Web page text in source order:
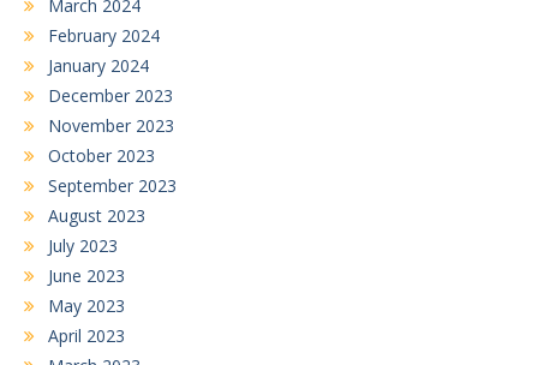
March 2024
February 2024
January 2024
December 2023
November 2023
October 2023
September 2023
August 2023
July 2023
June 2023
May 2023
April 2023